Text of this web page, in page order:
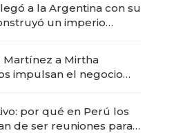
a la Argentina con su
un imperio
Martínez a Mirtha
impulsan el negocio
por qué en Perú los
de ser reuniones para